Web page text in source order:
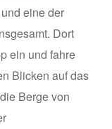
eine der
Dort
ein und fahre
Blicken auf das
Berge von